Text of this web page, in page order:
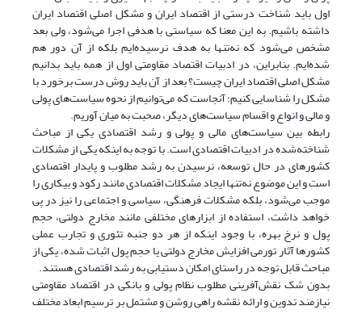
اول باید شناخت درستی از اقتصاد ایران و مشکل اصلی اقتصاد ایران
داشته باشیم. به این معنا که سیاستی با هدفی اجرا می‌شود، ولی بعد
مشخص می‌شود که نه‌تنها به هدف نرسیده‌ایم بلکه از آن دور هم
شده‌ایم. بنابراین، در ادبیات اقتصاد مقاومتی اول از همه باید بدانیم
مشکل اصلی اقتصاد ایران چیست؟ بعد از آن باید روش درست برخورد با
مشکل را شناسایی کنیم؛ آنجاست که می‌توانیم از نحوه سیاست‌های پولی
و مالی و انواع و اقسام سیاست‌های دیگر، صحبت به میان آوریم.
رابطه بین سیاست‌های مالی و پولی و رشد اقتصادی یکی از مباحث
شناخته‌شده در ادبیات اقتصادی است. با توجه به اینکه یکی از مشکلات
کشورهای در حال توسعه، نرسیدن به رشد مطلوب و پایدار اقتصادی
است و این موضوع نه‌تنها ایجاد مشکلات اقتصادی مانند رکود و بیکاری را
موجب می‌شود، بلکه مشکلات فرهنگی، سیاسی و اجتماعی را نیز در پی
خواهد داشت، استفاده از ابزارهای مختلفی مانند مخارج دولتی، حجم
پول و نرخ بهره، با وجود اینکه از هر دو جنبه تئوری و تجارب عملی
کشورها آثار تورمی افزایش مخارج دولتی یا حجم پول اثبات شده، یکی از
مباحث قابل توجه در راستای امکان دستیابی به رشد اقتصادی هستند.
بدون شک نقش‌آفرینی مطلوب نظام پولی و بانکی در اقتصاد مقاومتی
نیازمند تدوین و ارائه نقشه راهی روشن و مشتمل بر ترسیم ابعاد مختلف